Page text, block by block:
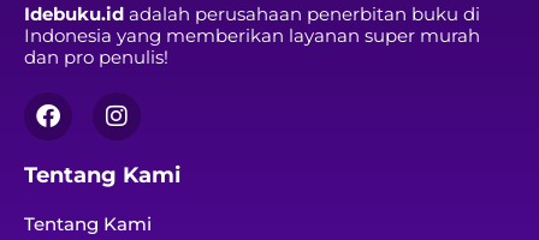
Idebuku.id adalah perusahaan penerbitan buku di
Indonesia yang memberikan layanan super murah
dan pro penulis!
Tentang Kami
Tentang Kami